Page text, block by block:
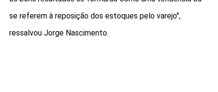
se referem à reposição dos estoques pelo varejo",
ressalvou Jorge Nascimento.